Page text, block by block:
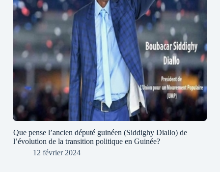
Que pense l’ancien député guinéen (Siddighy Diallo) de
l’évolution de la transition politique en Guinée?
12 février 2024